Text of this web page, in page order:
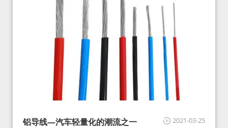
2021-03-25
铝导线—汽车轻量化的潮流之一